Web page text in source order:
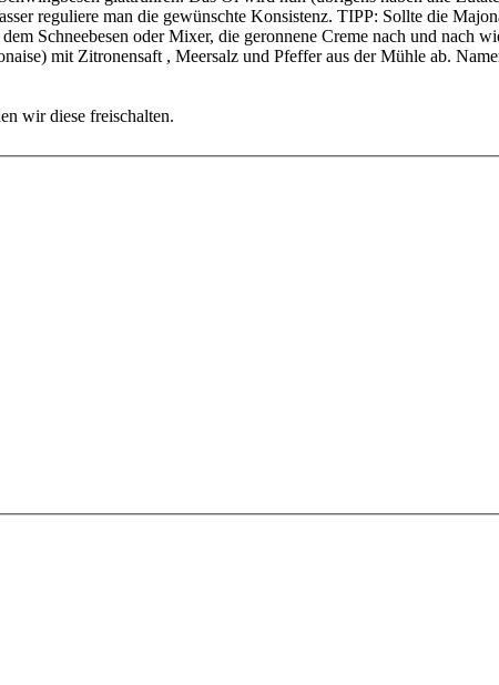
reguliere man die gewünschte Konsistenz. TIPP: Sollte die
Schneebesen oder Mixer, die geronnene Creme nach und nach
mit Zitronensaft , Meersalz und Pfeffer aus der Mühle ab.
wir diese freischalten.